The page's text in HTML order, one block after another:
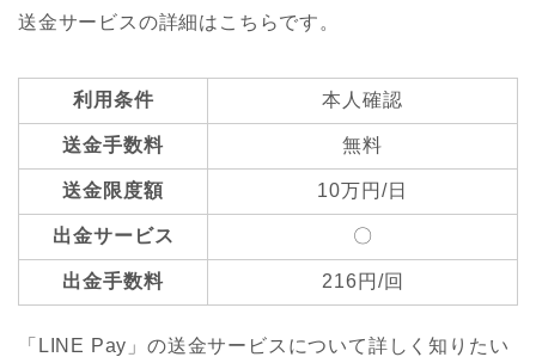
送金サービスの詳細はこちらです。
利用条件 本人確認
送金手数料 無料
送金限度額 10万円/日
出金サービス 〇
出金手数料 216円/回
「LINE Pay」の送金サービスについて詳しく知りたい